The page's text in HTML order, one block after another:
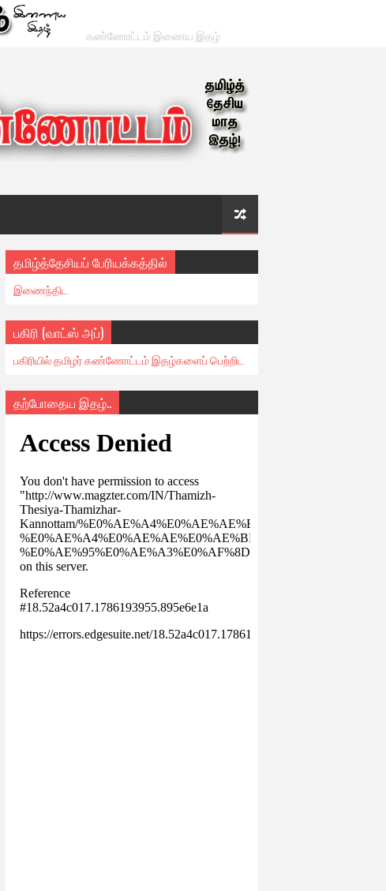
கண்ணோட்டம் இணைய இதழ்
தமிழ்த்தேசியப் பேரியக்கத்தில்
இணைந்திட
பகிரி (வாட்ஸ் அப்)
பகிரியில் தமிழர் கண்ணோட்டம் இதழ்களைப் பெற்றிட
தற்போதைய இதழ்..